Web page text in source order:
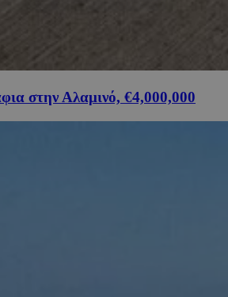
στην Αλαμινό, €4,000,000